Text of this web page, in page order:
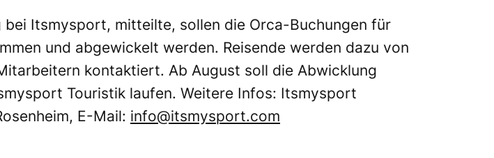
bei Itsmysport, mitteilte, sollen die Orca-Buchungen für
und abgewickelt werden. Reisende werden dazu von
kontaktiert. Ab August soll die Abwicklung
Touristik laufen. Weitere Infos: Itsmysport
E-Mail: info@itsmysport.com